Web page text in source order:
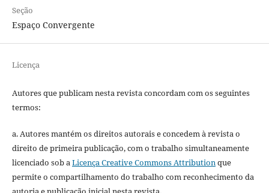
Seção
Espaço Convergente
Licença
Autores que publicam nesta revista concordam com os seguintes
termos:
a. Autores mantém os direitos autorais e concedem à revista o
direito de primeira publicação, com o trabalho simultaneamente
licenciado sob aLicença Creative Commons Attributionque
permite o compartilhamento do trabalho com reconhecimento da